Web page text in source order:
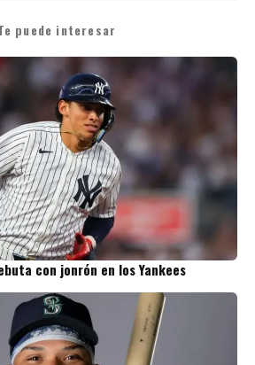
puede interesar
con jonrón en los Yankees